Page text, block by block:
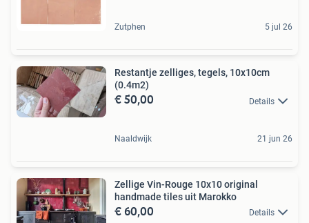
Zutphen 5 jul 26
Restantje zelliges, tegels, 10x10cm
(0.4m2)
€ 50,00 Details
Naaldwijk 21 jun 26
Zellige Vin-Rouge 10x10 original
handmade tiles uit Marokko
€ 60,00 Details